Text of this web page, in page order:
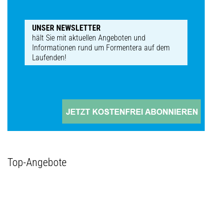
UNSER NEWSLETTER
hält Sie mit aktuellen Angeboten und
Informationen rund um Formentera auf dem
Laufenden!
Top-Angebote